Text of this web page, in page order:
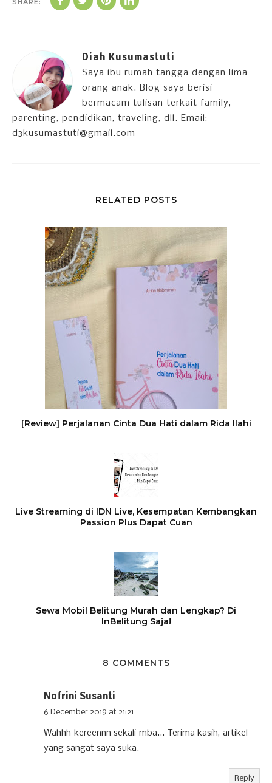
SHARE:
Diah Kusumastuti
Saya ibu rumah tangga dengan lima
orang anak. Blog saya berisi
bermacam tulisan terkait family,
parenting, pendidikan, traveling, dll. Email:
d3kusumastuti@gmail.com
RELATED POSTS
[Review] Perjalanan Cinta Dua Hati dalam Rida Ilahi
Live Streaming di IDN Live, Kesempatan Kembangkan
Passion Plus Dapat Cuan
Sewa Mobil Belitung Murah dan Lengkap? Di
InBelitung Saja!
8 COMMENTS
Nofrini Susanti
6 December 2019 at 21:21
Wahhh kereennn sekali mba... Terima kasih, artikel
yang sangat saya suka.
Reply